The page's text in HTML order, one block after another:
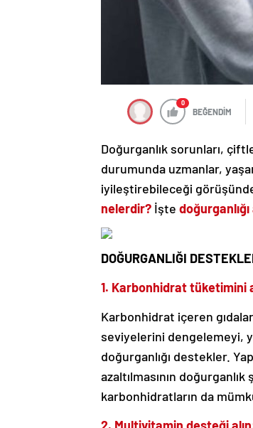
0
BEĞENDİM
Doğurganlık sorunları,
durumunda uzmanlar,
iyileştirebileceği
nelerdir? İşte
DOĞURGANLIĞI
1. Karbonhidrat tüketimini
Karbonhidrat içeren
seviyelerini dengelemeyi,
doğurganlığı destekler.
azaltılmasının
karbonhidratların da